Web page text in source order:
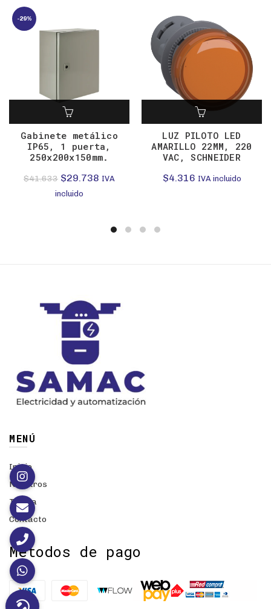
-29%
Gabinete metálico
IP65, 1 puerta,
250x200x150mm.
$41.633 El
precio
$29.738 El
IVA
incluido
LUZ PILOTO LED
AMARILLO 22MM, 220
VAC, SCHNEIDER
$4.316 IVA incluido
MENÚ
Inicio
Nosotros
Tienda
Contacto
Métodos de pago